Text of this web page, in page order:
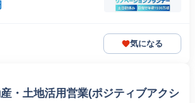
気になる
・土地活用営業(ポジティブアクシ